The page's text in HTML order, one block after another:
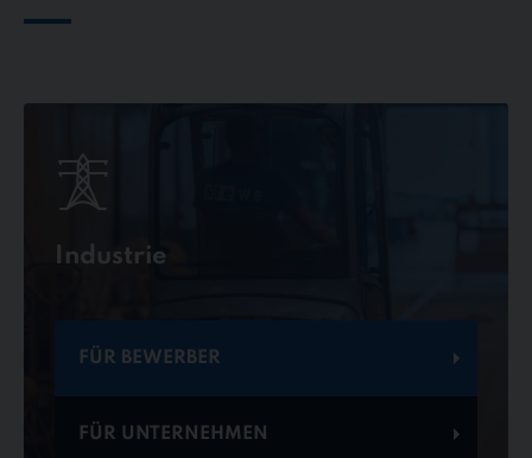
Industrie
FÜR BEWERBER
FÜR UNTERNEHMEN